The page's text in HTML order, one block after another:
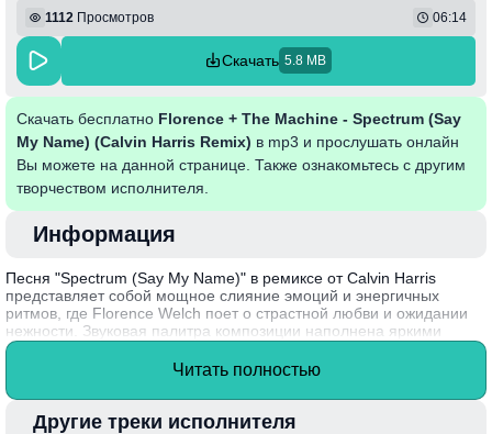
1112 Просмотров 06:14
Скачать 5.8 MB
Скачать бесплатно Florence + The Machine - Spectrum (Say
My Name) (Calvin Harris Remix) в mp3 и прослушать онлайн
Вы можете на данной странице. Также ознакомьтесь с другим
творчеством исполнителя.
Информация
Песня "Spectrum (Say My Name)" в ремиксе от Calvin Harris
представляет собой мощное слияние эмоций и энергичных
ритмов, где Florence Welch поет о страстной любви и ожидании
нежности. Звуковая палитра композиции наполнена яркими
синтезаторами и ритмичными ударами, что создает атмосферу
безудержного веселья и свободы. Лирика отражает стремление к
доверия и ясности между партнерами. Этот трек стал гимном для
многих, вдохновляя на танцы и самовыражение.
Читать полностью
Другие треки исполнителя